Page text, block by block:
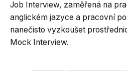
Job Interview, zaměřená na
anglickém jazyce a pracovní
nanečisto vyzkoušet
Mock Interview.